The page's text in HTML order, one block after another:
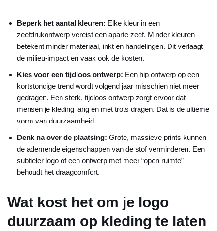
Beperk het aantal kleuren: Elke kleur in een
zeefdrukontwerp vereist een aparte zeef. Minder kleuren
betekent minder materiaal, inkt en handelingen. Dit verlaagt
de milieu-impact en vaak ook de kosten.
Kies voor een tijdloos ontwerp: Een hip ontwerp op een
kortstondige trend wordt volgend jaar misschien niet meer
gedragen. Een sterk, tijdloos ontwerp zorgt ervoor dat
mensen je kleding lang en met trots dragen. Dat is de ultieme
vorm van duurzaamheid.
Denk na over de plaatsing: Grote, massieve prints kunnen
de ademende eigenschappen van de stof verminderen. Een
subtieler logo of een ontwerp met meer “open ruimte”
behoudt het draagcomfort.
Wat kost het om je logo
duurzaam op kleding te laten